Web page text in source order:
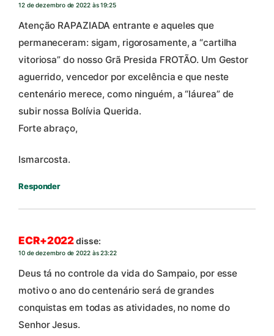
12 de dezembro de 2022 às 19:25
Atenção RAPAZIADA entrante e aqueles que
permaneceram: sigam, rigorosamente, a “cartilha
vitoriosa” do nosso Grã Presida FROTÃO. Um Gestor
aguerrido, vencedor por excelência e que neste
centenário merece, como ninguém, a “láurea” de
subir nossa Bolívia Querida.
Forte abraço,
Ismarcosta.
Responder
ECR+2022disse:
10 de dezembro de 2022 às 23:22
Deus tá no controle da vida do Sampaio, por esse
motivo o ano do centenário será de grandes
conquistas em todas as atividades, no nome do
Senhor Jesus.